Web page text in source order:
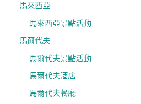
馬來西亞
馬來西亞景點活動
馬爾代夫
馬爾代夫景點活動
馬爾代夫酒店
馬爾代夫餐廳